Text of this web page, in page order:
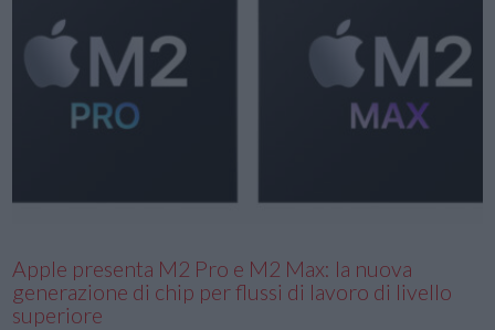
Apple presenta M2 Pro e M2 Max: la nuova
generazione di chip per flussi di lavoro di livello
superiore